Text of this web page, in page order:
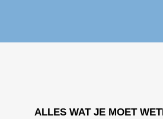
ALLES WAT JE MOET